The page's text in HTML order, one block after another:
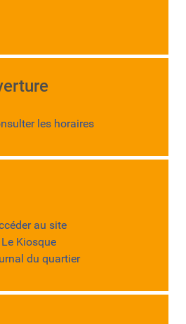
les horaires
au site
Le Kiosque
du quartier